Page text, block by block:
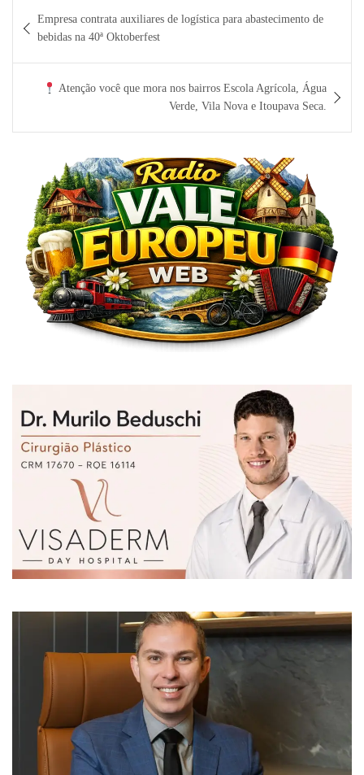
de
Post
Empresa contrata auxiliares de logística para abastecimento de
bebidas na 40ª Oktoberfest
Atenção você que mora nos bairros Escola Agrícola, Água
Verde, Vila Nova e Itoupava Seca.